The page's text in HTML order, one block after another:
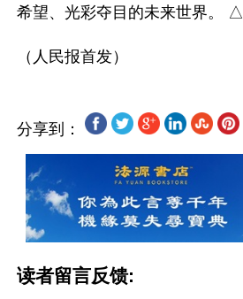
希望、光彩夺目的未来世界。 △
分享到：
读者留言反馈: